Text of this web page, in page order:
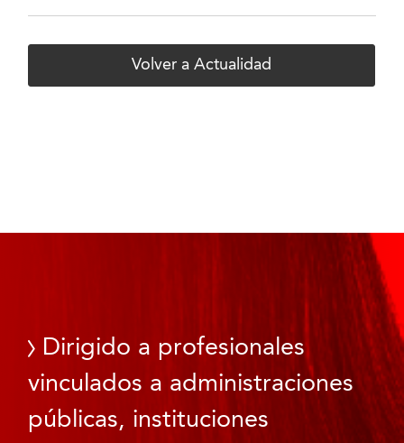
Volver a Actualidad
Dirigido a profesionales
vinculados a administraciones
públicas, instituciones